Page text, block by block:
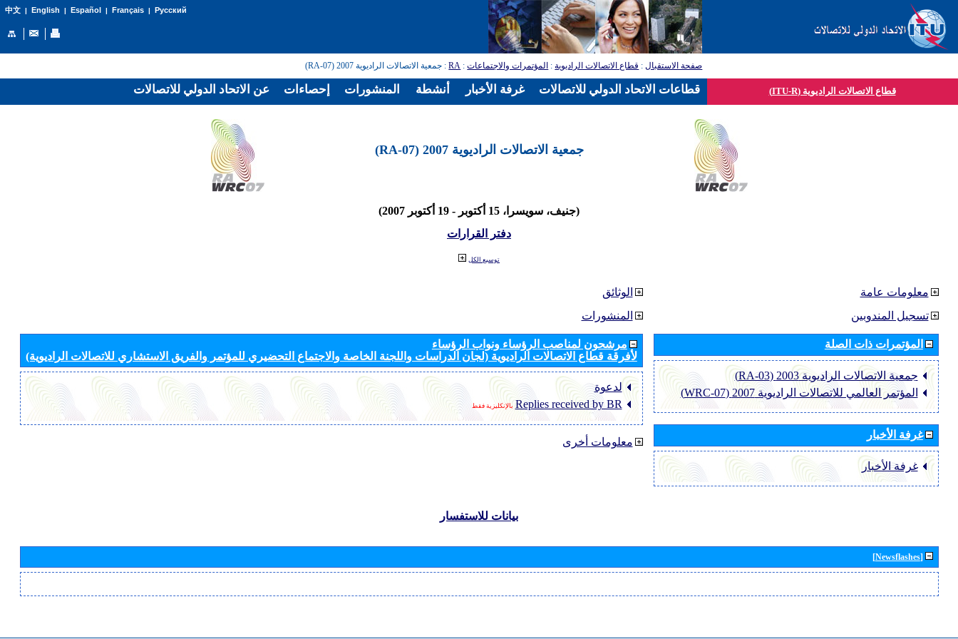
中文| English | Español | Français| Русский
صفحة الاستقبال: قطاع الاتصالات الراديوية: المؤتمرات والاجتماعات:
RA: جمعية الاتصالات الراديوية 2007 (RA-07)
قطاع الاتصالات الراديوية (ITU-R)
جمعية الاتصالات الراديوية 2007 (RA-07)
(جنيف، سويسرا، 15 أكتوبر - 19 أكتوبر 2007)
دفتر القرارات
توسيع الكل
الوثائق
المنشورات
مرشحون لمناصب الرؤساء ونواب الرؤساء
لأفرقة قطاع الاتصالات الراديوية (لجان الدراسات واللجنة الخاصة والاجتماع التحضيري للمؤتمر والفريق الاستشاري للاتصالات الراديوية)
لدعوة
Replies received by BR بالإنكليزية فقط
معلومات أخرى
معلومات عامة
تسجيل المندوبين
المؤتمرات ذات الصلة
جمعية الاتصالات الراديوية 2003 (RA-03)
المؤتمر العالمي للاتصالات الراديوية 2007 (WRC-07)
غرفة الأخبار
غرفة الأخبار
بيانات للاستفسار
[Newsflashes]
عن الاتحاد الدولي للاتصالات إحصاءات المنشورات أنشطة غرفة الأخبار قطاعات الاتحاد الدولي للاتصالات